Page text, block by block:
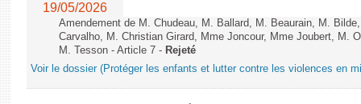
19/05/2026
Amendement de M. Chudeau, M. Ballard, M. Beaurain, M.
Carvalho, M. Christian Girard, Mme Joncour, Mme Joubert, M.
M. Tesson - Article 7 - Rejeté
Voir le dossier (Protéger les enfants et lutter contre les violences en